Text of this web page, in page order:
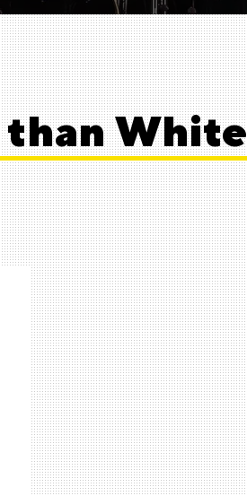
than White